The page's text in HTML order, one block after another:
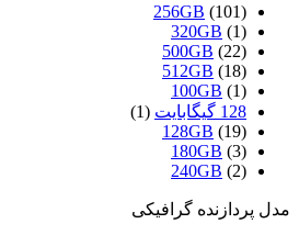
256GB (101)
320GB (1)
500GB (22)
512GB (18)
100GB (1)
128 گیگابایت
(1)
128GB (19)
180GB (3)
240GB (2)
مدل پردازنده گرافیکی